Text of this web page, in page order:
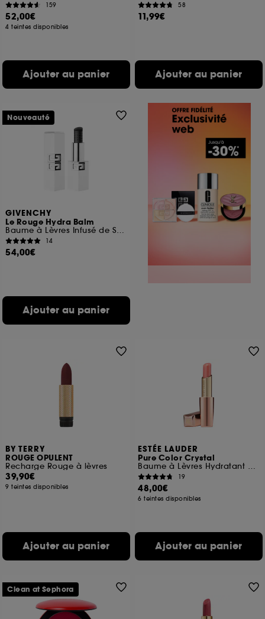
159
52,00€
4 teintes disponibles
Ajouter au panier
58
11,99€
Ajouter au panier
GIVENCHY
Le Rouge Hydra Balm
Baume à Lèvres Infusé de Soin Réactif au pH
14
54,00€
Ajouter au panier
Nouveauté
BY TERRY
ROUGE OPULENT
Recharge Rouge à lèvres
39,90€
9 teintes disponibles
Ajouter au panier
ESTÉE LAUDER
Pure Color Crystal
Baume à Lèvres Hydratant Révélateur de Couleur
19
48,00€
6 teintes disponibles
Ajouter au panier
Clean at Sephora